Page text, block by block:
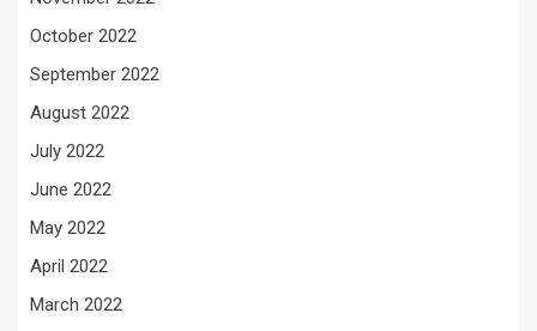
October 2022
September 2022
August 2022
July 2022
June 2022
May 2022
April 2022
March 2022